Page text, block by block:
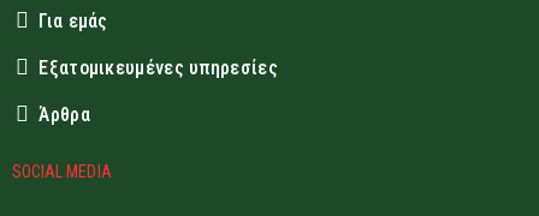
Για εμάς
Εξατομικευμένες υπηρεσίες
Άρθρα
SOCIAL MEDIA